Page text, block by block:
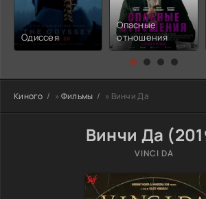
Одиссея
Опасные
отношения
Киного » Фильмы » Винчи Да
Винчи Да
VINCI DA